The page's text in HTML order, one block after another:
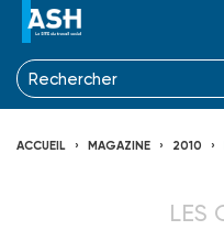
ACCUEIL MAGAZINE 2010
LES